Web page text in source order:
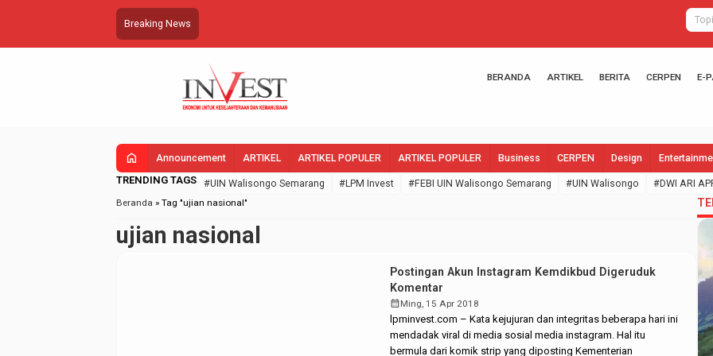
Breaking News
BERANDA ARTIKEL BERITA CERPEN E-
home Announcement ARTIKEL ARTIKEL POPULER ARTIKEL POPULER Business CERPEN Design
TRENDING TAGS #UIN Walisongo Semarang #LPM Invest #FEBI UIN Walisongo Semarang #UIN Walisongo #DWI ARI
Beranda » Tag "ujian nasional"
ujian nasional
Postingan Akun Instagram Kemdikbud Digeruduk
Komentar
calendar_monthMing, 15 Apr 2018
lpminvest.com – Kata kejujuran dan integritas beberapa hari ini
mendadak viral di media sosial media instagram. Hal itu
bermula dari komik strip yang diposting Kementerian